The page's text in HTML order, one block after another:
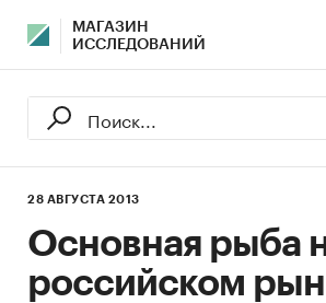
МАГАЗИН
ИССЛЕДОВАНИЙ
28 АВГУСТА 2013
Основная рыба
российском